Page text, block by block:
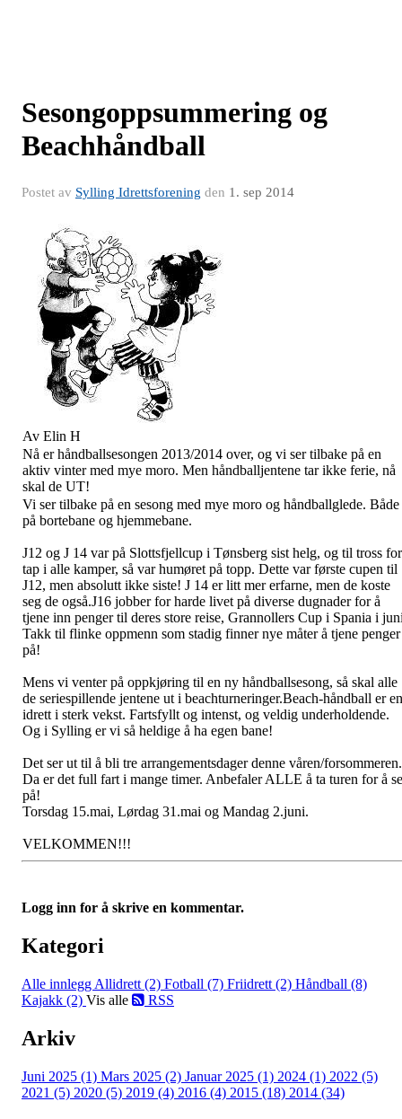
Sesongoppsummering og
Beachhåndball
Postet av Sylling Idrettsforening den 1. sep 2014
Av Elin H
Nå er håndballsesongen 2013/2014 over, og vi ser tilbake på en
aktiv vinter med mye moro. Men håndballjentene tar ikke ferie, nå
skal de UT!
Vi ser tilbake på en sesong med mye moro og håndballglede. Både
på bortebane og hjemmebane.
J12 og J 14 var på Slottsfjellcup i Tønsberg sist helg, og til tross for
tap i alle kamper, så var humøret på topp. Dette var første cupen til
J12, men absolutt ikke siste! J 14 er litt mer erfarne, men de koste
seg de også.J16 jobber for harde livet på diverse dugnader for å
tjene inn penger til deres store reise, Grannollers Cup i Spania i
Takk til flinke oppmenn som stadig finner nye måter å tjene penger
på!
Mens vi venter på oppkjøring til en ny håndballsesong, så skal alle
de seriespillende jentene ut i beachturneringer.Beach-håndball er en
idrett i sterk vekst. Fartsfyllt og intenst, og veldig underholdende.
Og i Sylling er vi så heldige å ha egen bane!
Det ser ut til å bli tre arrangementsdager denne våren/forsommeren.
Da er det full fart i mange timer. Anbefaler ALLE å ta turen for å se
på!
Torsdag 15.mai, Lørdag 31.mai og Mandag 2.juni.
VELKOMMEN!!!
Logg inn for å skrive en kommentar.
Kategori
Alle innlegg Allidrett (2) Fotball (7) Friidrett (2) Håndball (8)
Kajakk (2) Vis alle RSS
Arkiv
Juni 2025 (1) Mars 2025 (2) Januar 2025 (1) 2024 (1) 2022 (5)
2021 (5) 2020 (5) 2019 (4) 2016 (4) 2015 (18) 2014 (34)